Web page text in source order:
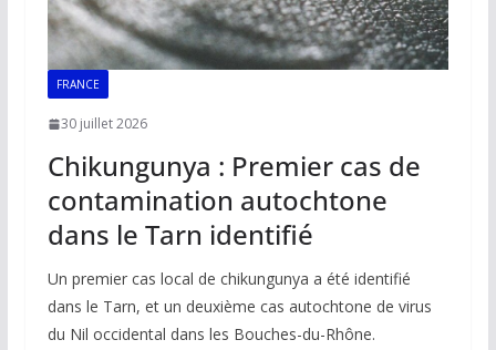
FRANCE
30 juillet 2026
Chikungunya : Premier cas de
contamination autochtone
dans le Tarn identifié
Un premier cas local de chikungunya a été identifié
dans le Tarn, et un deuxième cas autochtone de virus
du Nil occidental dans les Bouches-du-Rhône.